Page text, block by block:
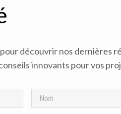
découvrir nos dernières
innovants pour vos